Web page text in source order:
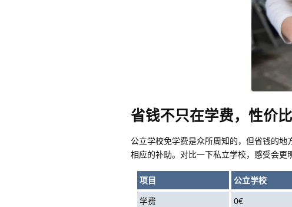
省钱不只在学费，性价
公立学校免学费是众所周知的，但省钱的
相应的补助。对比一下私立学校，感受会更
项目 公立学校
学费
0€